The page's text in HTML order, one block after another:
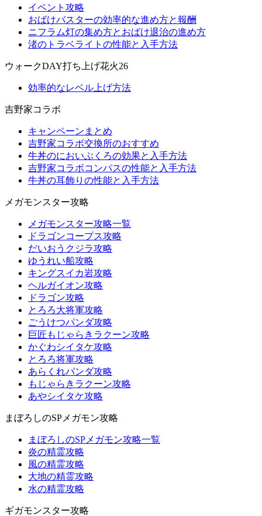
イベント攻略
おばけバスターの効率的な進め方と報酬
ニフラム灯の集め方とおばけ退治の進め方
渚のトラベライトの性能と入手方法
ウォークDAY打ち上げ花火26
効率的なレベル上げ方法
吉野家コラボ
キャンペーンまとめ
吉野家コラボ交換所のおすすめ
牛丼のにおいぶくろの効果と入手方法
吉野家コラボコンパスの性能と入手方法
牛丼の耳飾りの性能と入手方法
メガモンスター攻略
メガモンスター攻略一覧
ドラゴンコープス攻略
だいおうクジラ攻略
ゆうれい船攻略
キングスイカ岩攻略
ヘルガイオン攻略
ドラゴン攻略
とろろ大将軍攻略
ごうけつパンダ攻略
巨匠もじゃらきラクーン攻略
かぐわシイタケ攻略
とろろ将軍攻略
あらくれパンダ攻略
もじゃらきラクーン攻略
あやシイタケ攻略
まぼろしのSPメガモン攻略
まぼろしのSPメガモン攻略一覧
炎の精霊攻略
風の精霊攻略
大地の精霊攻略
水の精霊攻略
ギガモンスター攻略